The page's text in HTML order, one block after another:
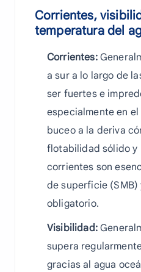
Corrientes,
temperatura del
Corrientes:
a sur a lo largo de
ser fuertes e
especialmente en
buceo a la deriva
flotabilidad sólido y
corrientes son
de superficie
obligatorio.
Visibilidad:
supera
gracias al agua